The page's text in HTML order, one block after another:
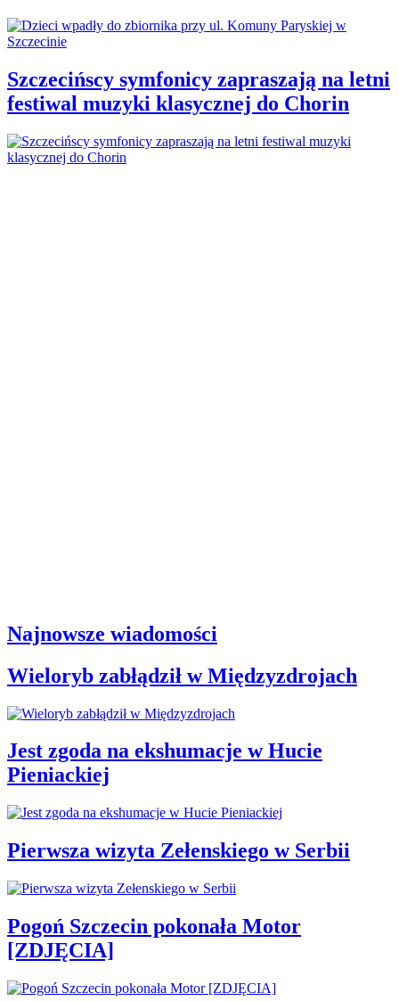
Szczecińscy symfonicy zapraszają na letni
festiwal muzyki klasycznej do Chorin
Najnowsze wiadomości
Wieloryb zabłądził w Międzyzdrojach
Jest zgoda na ekshumacje w Hucie
Pieniackiej
Pierwsza wizyta Zełenskiego w Serbii
Pogoń Szczecin pokonała Motor
[ZDJĘCIA]